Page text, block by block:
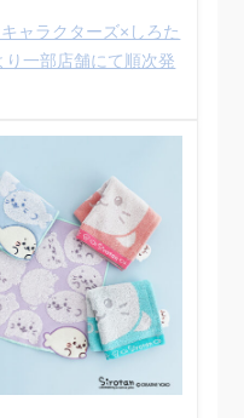
ャラクターズ×しろた
一部店舗にて順次発